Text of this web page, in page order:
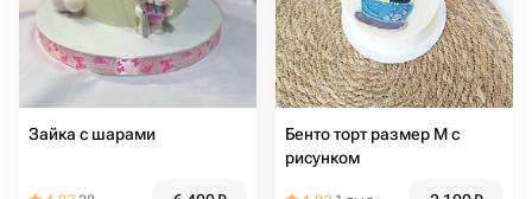
Зайка с шарами
Бенто торт размер М с
рисунком